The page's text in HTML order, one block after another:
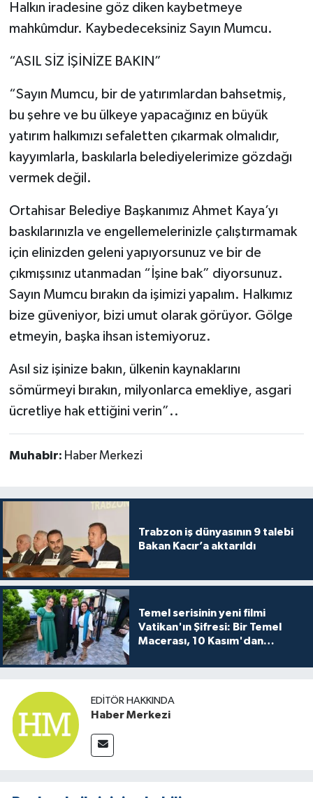
Halkın iradesine göz diken kaybetmeye
mahkûmdur. Kaybedeceksiniz Sayın Mumcu.
“ASIL SİZ İŞİNİZE BAKIN”
“Sayın Mumcu, bir de yatırımlardan bahsetmiş,
bu şehre ve bu ülkeye yapacağınız en büyük
yatırım halkımızı sefaletten çıkarmak olmalıdır,
kayyımlarla, baskılarla belediyelerimize gözdağı
vermek değil.
Ortahisar Belediye Başkanımız Ahmet Kaya’yı
baskılarınızla ve engellemelerinizle çalıştırmamak
için elinizden geleni yapıyorsunuz ve bir de
çıkmışsınız utanmadan “İşine bak” diyorsunuz.
Sayın Mumcu bırakın da işimizi yapalım. Halkımız
bize güveniyor, bizi umut olarak görüyor. Gölge
etmeyin, başka ihsan istemiyoruz.
Asıl siz işinize bakın, ülkenin kaynaklarını
sömürmeyi bırakın, milyonlarca emekliye, asgari
ücretliye hak ettiğini verin”..
Muhabir: Haber Merkezi
Trabzon iş dünyasının 9 talebi
Bakan Kacır’a aktarıldı
Temel serisinin yeni filmi
Vatikan'ın Şifresi: Bir Temel
Macerası, 10 Kasım'dan
buluşuyo
EDITÖR HAKKINDA
Haber Merkezi